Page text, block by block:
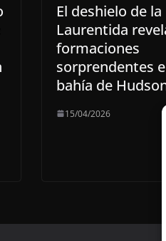
El deshielo de la
Laurentida
formaciones
sorprendentes
bahía de
15/04/2026